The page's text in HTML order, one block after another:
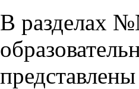
В разделах